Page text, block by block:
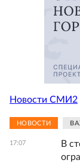
Новости СМИ2
НОВОСТИ
17:07
В